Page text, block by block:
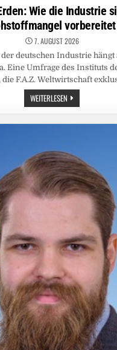
inWie die Industrie
vorbereitet
7. AUGUST 2026
deutschen Industrie hängt
Eine Umfrage des Instituts
F.A.Z. Weltwirtschaft
WEITERLESEN SELTENE
ERDEN:
WIE
DIE
ROHSTOFFMANGEL
VORBEREITET